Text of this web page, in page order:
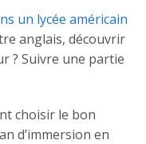
un lycée américain
anglais, découvrir
? Suivre une partie
choisir le bon
d’immersion en